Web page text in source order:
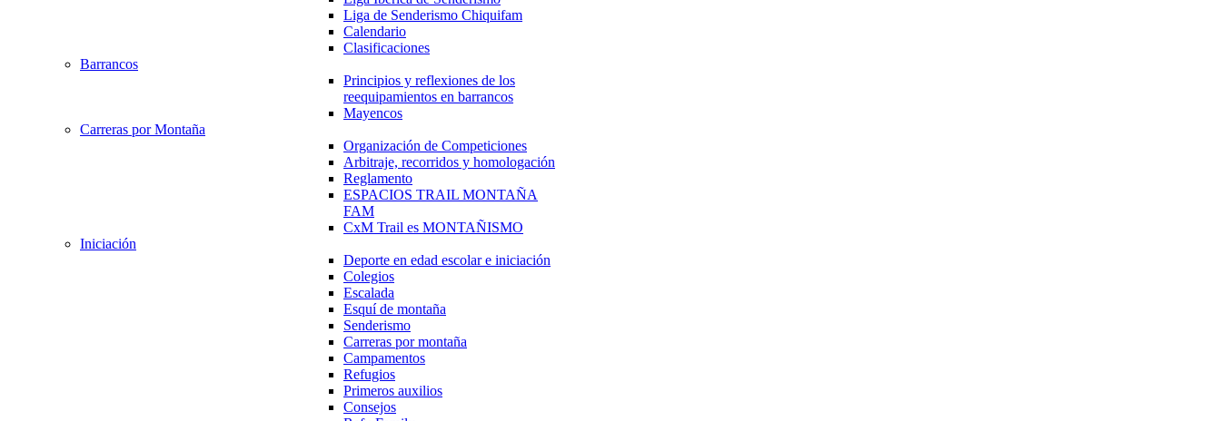
Liga de Senderismo Chiquifam
Calendario
Clasificaciones
Barrancos
Principios y reflexiones de los
reequipamientos en barrancos
Mayencos
Carreras por Montaña
Organización de Competiciones
Arbitraje, recorridos y homologación
Reglamento
ESPACIOS TRAIL MONTAÑA
FAM
CxM Trail es MONTAÑISMO
Iniciación
Deporte en edad escolar e iniciación
Colegios
Escalada
Esquí de montaña
Senderismo
Carreras por montaña
Campamentos
Refugios
Primeros auxilios
Consejos